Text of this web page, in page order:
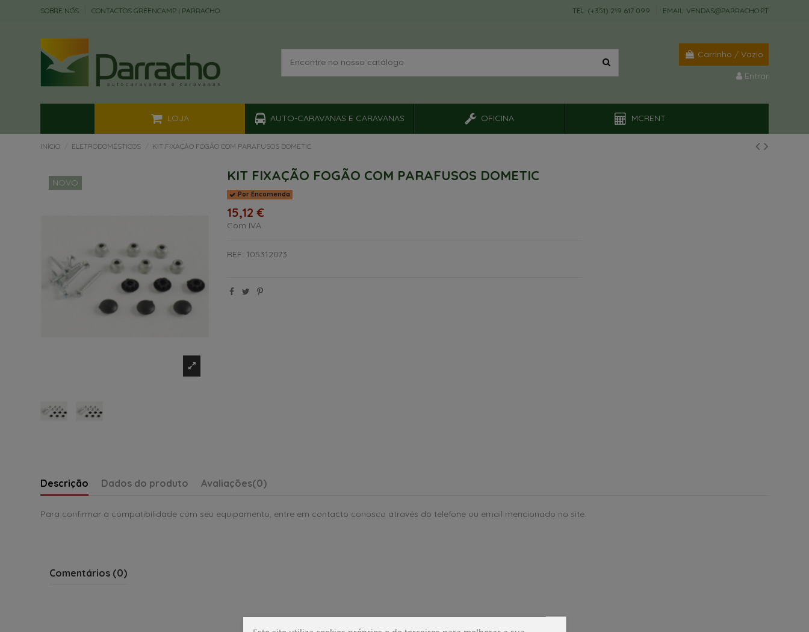
SOBRE NÓS CONTACTOS GREENCAMP | PARRACHO TEL: (+351) 219 617 099 EMAIL: VENDAS@PARRACHO.PT
Carrinho / Vazio
Entrar
LOJA AUTO-CARAVANAS E CARAVANAS OFICINA MCRENT
INÍCIO ELETRODOMÉSTICOS KIT FIXAÇÃO FOGÃO COM PARAFUSOS DOMETIC
NOVO KIT FIXAÇÃO FOGÃO COM PARAFUSOS DOMETIC
Por Encomenda
15,12 €
Com IVA
REF: 105312073
Descrição Dados do produto Avaliações(0)
Para confirmar a compatibilidade com seu equipamento, entre em contacto conosco através do telefone ou email mencionado no site.
Comentários (0)